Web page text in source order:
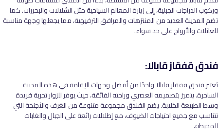
وركوب الدراجات الجبلية، إلى زيارة المعالم السياحية مثل الشلالات والبحيرات. كما
تضم المدينة العديد من المنتزهات والمرافق الترفيهية، مما يجعلها وجهة مناسبة
للعائلات والأزواج على حد سواء.
فندق قفقاز قابالا:
يُعتبر فندق قفقاز قابالا واحدًا من أفضل وجهات الإقامة في هذه المدينة
الساحرة. يتميز بتصميمه العصري وراحته الفائقة، حيث يوفر للزوار تجربة فريدة
وسط الطبيعة الخلابة. يضم الفندق مجموعة متنوعة من الغرف والأجنحة التي
تتناسب مع جميع احتياجات الضيوف، مع إطلالات رائعة على الجبال والغابات
المحيطة.